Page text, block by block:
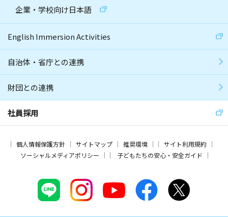
企業・学校向け日本語
English Immersion Activities
自治体・省庁との連携
財団との連携
社員採用
個人情報保護方針 サイトマップ 推奨環境
サイト利用規約
ソーシャルメディアポリシー
子どもたちの安心・安全ガイド